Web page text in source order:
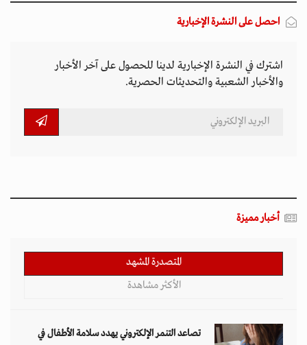
احصل على النشرة الإخبارية
اشترك في النشرة الإخبارية لدينا للحصول على آخر الأخبار
والأخبار الشعبية والتحديثات الحصرية.
أخبار مميزة
المتصدرة المشهد
الأكثر مشاهدة
تصاعد التنمر الإلكتروني يهدد سلامة الأطفال في